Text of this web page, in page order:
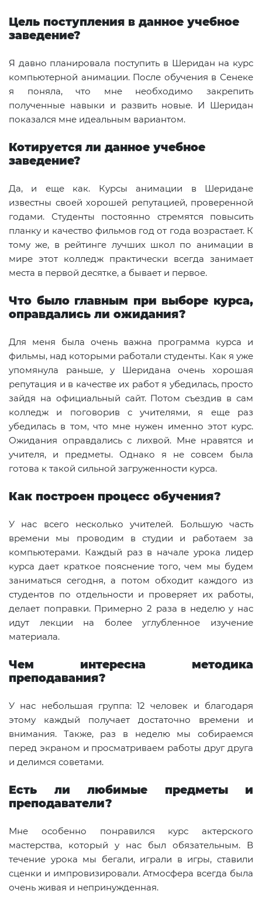
Цель поступления в данное учебное
заведение?
Я давно планировала поступить в Шеридан на курс
компьютерной анимации. После обучения в Сенеке
я поняла, что мне необходимо закрепить
полученные навыки и развить новые. И Шеридан
показался мне идеальным вариантом.
Котируется ли данное учебное
заведение?
Да, и еще как. Курсы анимации в Шеридане
известны своей хорошей репутацией, проверенной
годами. Студенты постоянно стремятся повысить
планку и качество фильмов год от года возрастает. К
тому же, в рейтинге лучших школ по анимации в
мире этот колледж практически всегда занимает
места в первой десятке, а бывает и первое.
Что было главным при выборе курса,
оправдались ли ожидания?
Для меня была очень важна программа курса и
фильмы, над которыми работали студенты. Как я уже
упомянула раньше, у Шеридана очень хорошая
репутация и в качестве их работ я убедилась, просто
зайдя на официальный сайт. Потом съездив в сам
колледж и поговорив с учителями, я еще раз
убедилась в том, что мне нужен именно этот курс.
Ожидания оправдались с лихвой. Мне нравятся и
учителя, и предметы. Однако я не совсем была
готова к такой сильной загруженности курса.
Как построен процесс обучения?
У нас всего несколько учителей. Большую часть
времени мы проводим в студии и работаем за
компьютерами. Каждый раз в начале урока лидер
курса дает краткое пояснение того, чем мы будем
заниматься сегодня, а потом обходит каждого из
студентов по отдельности и проверяет их работы,
делает поправки. Примерно 2 раза в неделю у нас
идут лекции на более углубленное изучение
материала.
Чем интересна методика
преподавания?
У нас небольшая группа: 12 человек и благодаря
этому каждый получает достаточно времени и
внимания. Также, раз в неделю мы собираемся
перед экраном и просматриваем работы друг друга
и делимся советами.
Есть ли любимые предметы и
преподаватели?
Мне особенно понравился курс актерского
мастерства, который у нас был обязательным. В
течение урока мы бегали, играли в игры, ставили
сценки и импровизировали. Атмосфера всегда была
очень живая и непринужденная.